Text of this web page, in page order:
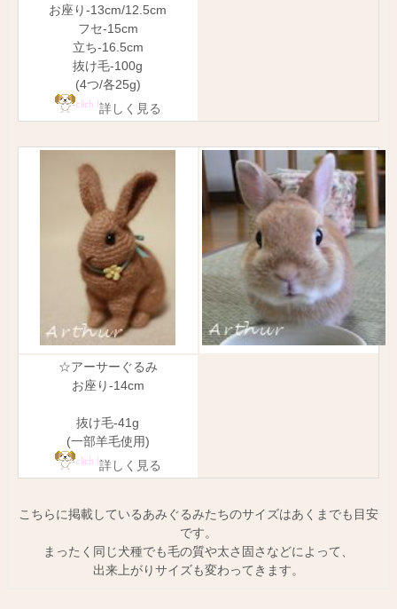
お座り-13cm/12.5cm
フセ-15cm
立ち-16.5cm
抜け毛-100g
(4つ/各25g)
詳しく見る
☆アーサーぐるみ
お座り-14cm
抜け毛-41g
(一部羊毛使用)
詳しく見る
こちらに掲載しているあみぐるみたちのサイズはあくまでも目安
です。
まったく同じ犬種でも毛の質や太さ固さなどによって、
出来上がりサイズも変わってきます。